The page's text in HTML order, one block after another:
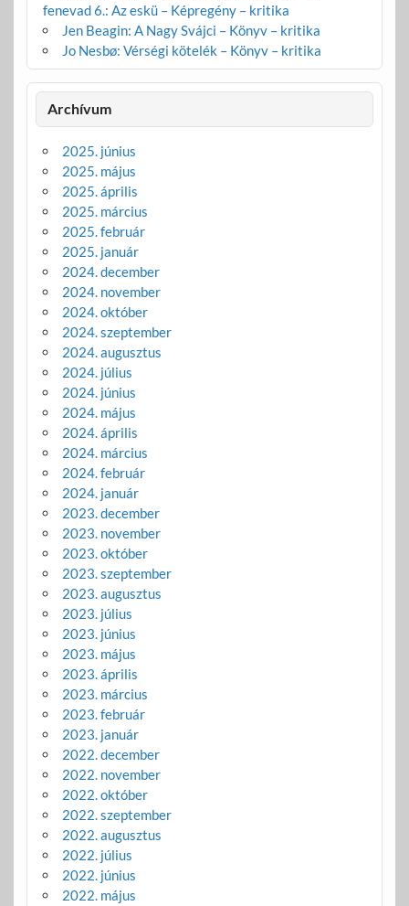
fenevad 6.: Az eskü – Képregény – kritika
Jen Beagin: A Nagy Svájci – Könyv – kritika
Jo Nesbø: Vérségi kötelék – Könyv – kritika
Archívum
2025. június
2025. május
2025. április
2025. március
2025. február
2025. január
2024. december
2024. november
2024. október
2024. szeptember
2024. augusztus
2024. július
2024. június
2024. május
2024. április
2024. március
2024. február
2024. január
2023. december
2023. november
2023. október
2023. szeptember
2023. augusztus
2023. július
2023. június
2023. május
2023. április
2023. március
2023. február
2023. január
2022. december
2022. november
2022. október
2022. szeptember
2022. augusztus
2022. július
2022. június
2022. május